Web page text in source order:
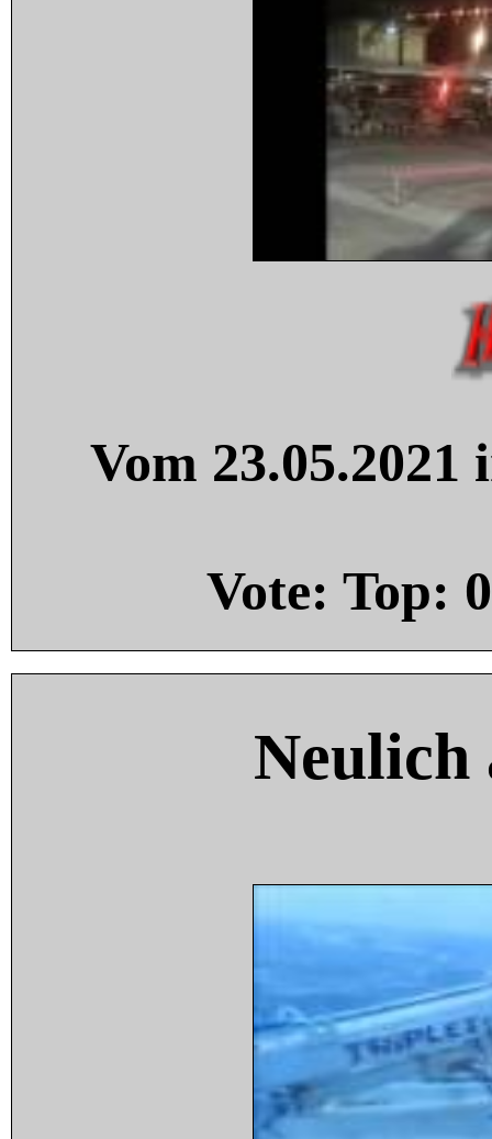
Vom
Vote: Top: 0
Neulich